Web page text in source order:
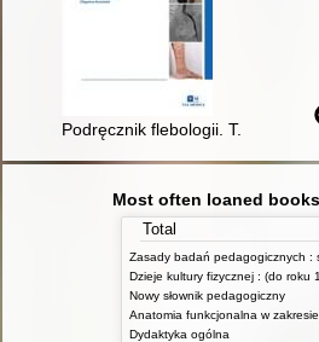
Podręcznik flebologii. T. 1
Most often loaned
Total
Dzieje kultury fizycznej : (do roku
Nowy słownik pedagogiczny
Dydaktyka ogólna